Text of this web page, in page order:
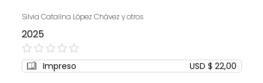
Silvia Catalina López Chávez y otros
2025
0%
Impreso USD $ 22,00